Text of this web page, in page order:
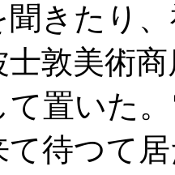
きたり
敦美術
て置いた
待つて